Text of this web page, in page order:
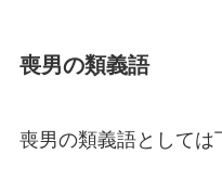
喪男の類義語
喪男の類義語としては